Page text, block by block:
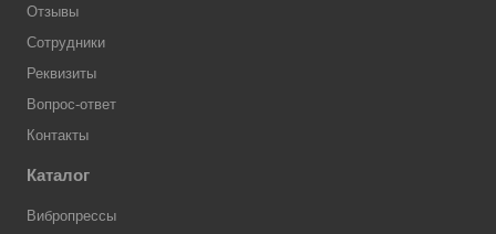
Отзывы
Сотрудники
Реквизиты
Вопрос-ответ
Контакты
Каталог
Вибропрессы